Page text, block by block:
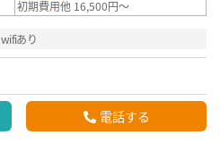
初期費用他 16,500円～
wifiあり
電話する